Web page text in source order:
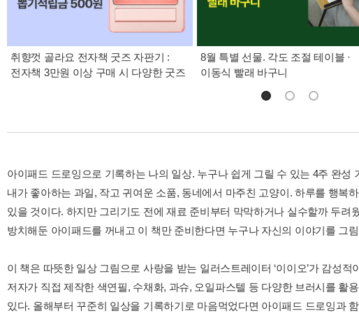
취향껏 골라요 전자책 굿즈 자판기 :
전자책 3만원 이상 구매 시 다양한 굿즈
8월 특별 선물. 각도 조절 테이블 ·
이동식 빨래 바구니
아이패드 드로잉으로 기록하는 나의 일상. 누구나 쉽게 그릴 수 있는 4주 완성
내가 좋아하는 과일, 작고 귀여운 소품, 동네에서 마주친 고양이. 하루를 행복
있을 것이다. 하지만 그리기도 전에 재료 준비부터 막막하거나 실수할까 두려
방치해둔 아이패드를 꺼내고 이 책만 준비한다면 누구나 자신의 이야기를 그
이 책은 따뜻한 일상 그림으로 사랑을 받는 일러스트레이터 ‘이이오’가 감성
저자가 직접 제작한 색연필, 수채화, 과슈, 오일파스텔 등 다양한 브러시를 활
있다. 올해부터 꾸준히 일상을 기록하기로 마음먹었다면 아이패드 드로잉과